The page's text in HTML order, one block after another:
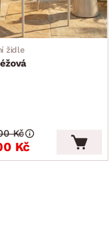
židle
Kč
Kč